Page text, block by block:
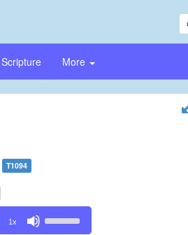
Scripture More
T1094
1x
Up/Down